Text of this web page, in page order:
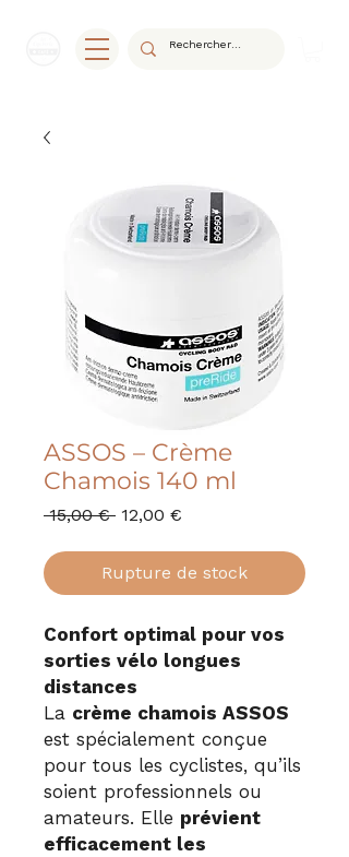
ASSOS – Crème
Chamois 140 ml
15,00 € Prix
12,00 €
Rupture de stock
Confort optimal pour vos
sorties vélo longues
distances
La crème chamois ASSOS
est spécialement conçue
pour tous les cyclistes, qu’ils
soient professionnels ou
amateurs. Elle prévient
efficacement les